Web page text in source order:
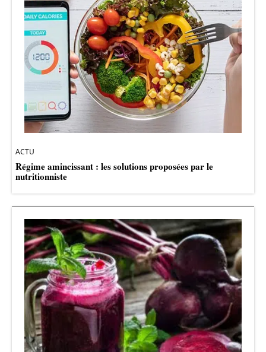
ACTU
Régime amincissant : les solutions proposées par le
nutritionniste